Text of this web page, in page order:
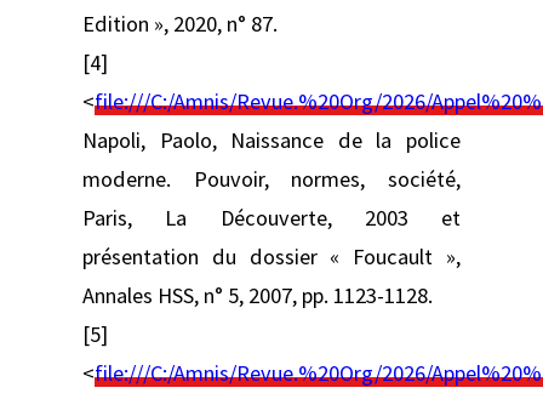
Edition », 2020, n° 87.
[4]
<file:///C:/Amnis/Revue.%20Org/2026/
Napoli, Paolo, Naissance de la police
moderne. Pouvoir, normes, société,
Paris, La Découverte, 2003 et
présentation du dossier « Foucault »,
Annales HSS, n° 5, 2007, pp. 1123-1128.
[5]
<file:///C:/Amnis/Revue.%20Org/2026/